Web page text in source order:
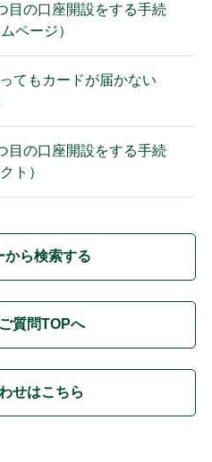
目の口座開設をする手続
ページ）
てもカードが届かない
目の口座開設をする手続
ト）
から検索する
質問TOPへ
せはこちら